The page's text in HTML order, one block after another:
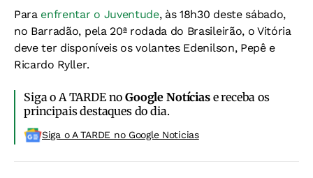
Para enfrentar o Juventude, às 18h30 deste sábado,
no Barradão, pela 20ª rodada do Brasileirão, o Vitória
deve ter disponíveis os volantes Edenilson, Pepê e
Ricardo Ryller.
Siga o A TARDE noGoogle Notíciase receba os
principais destaques do dia.
Siga o A TARDE no Google Noticias